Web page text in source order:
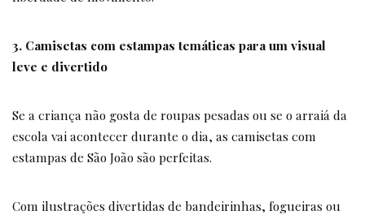
3. Camisetas com estampas temáticas para um visual
leve e divertido
Se a criança não gosta de roupas pesadas ou se o arraiá da
escola vai acontecer durante o dia, as camisetas com
estampas de São João são perfeitas.
Com ilustrações divertidas de bandeirinhas, fogueiras ou